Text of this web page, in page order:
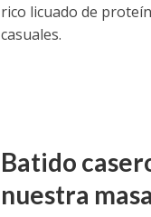
rico licuado de
casuales.
Batido
nuestra